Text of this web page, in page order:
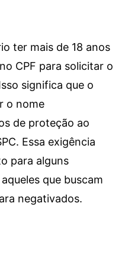
ter mais de 18 anos
CPF para solicitar o
significa que o
o nome
de proteção ao
Essa exigência
para alguns
que buscam
negativados.